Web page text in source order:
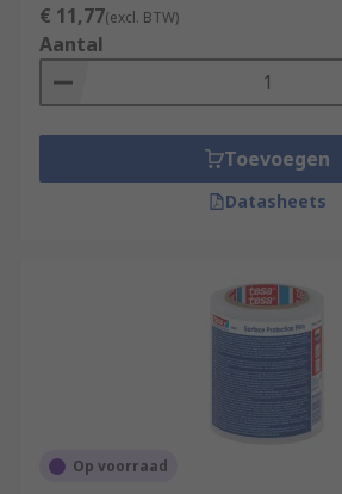
€ 11,77(excl. BTW)
Aantal
Toevoegen
Datasheets
Op voorraad